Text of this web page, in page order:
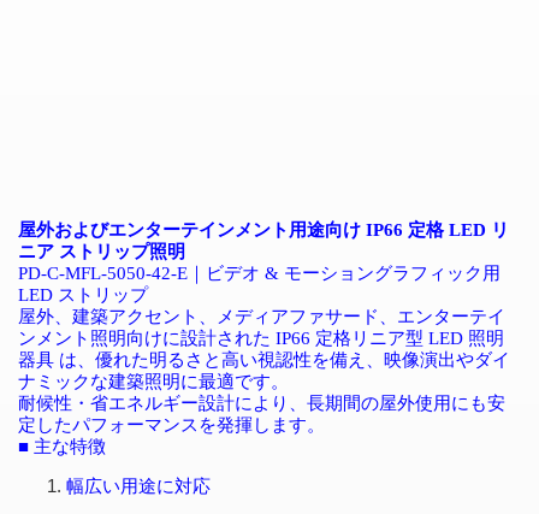
屋外およびエンターテインメント用途向け IP66 定格LED リ
ニア ストリップ照明
PD-C-MFL-5050-42-E ｜ビデオ & モーショングラフィック用
LED ストリップ
屋外、建築アクセント、メディアファサード、エンターテイ
ンメント照明向けに設計された IP66 定格リニア型 LED 照明
器具 は、優れた明るさと高い視認性を備え、映像演出やダイ
ナミックな建築照明に最適です。
耐候性・省エネルギー設計により、長期間の屋外使用にも安
定したパフォーマンスを発揮します。
■ 主な特徴
幅広い用途に対応